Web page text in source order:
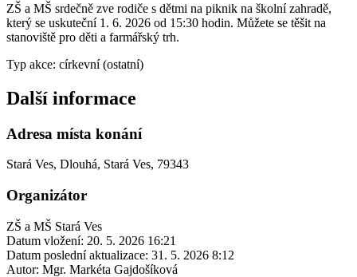
ZŠ a MŠ srdečně zve rodiče s dětmi na piknik na školní zahradě,
který se uskuteční 1. 6. 2026 od 15:30 hodin. Můžete se těšit na
stanoviště pro děti a farmářský trh.
Typ akce: církevní (ostatní)
Další informace
Adresa místa konání
Stará Ves, Dlouhá, Stará Ves, 79343
Organizátor
ZŠ a MŠ Stará Ves
Datum vložení: 20. 5. 2026 16:21
Datum poslední aktualizace: 31. 5. 2026 8:12
Autor: Mgr. Markéta Gajdošíková